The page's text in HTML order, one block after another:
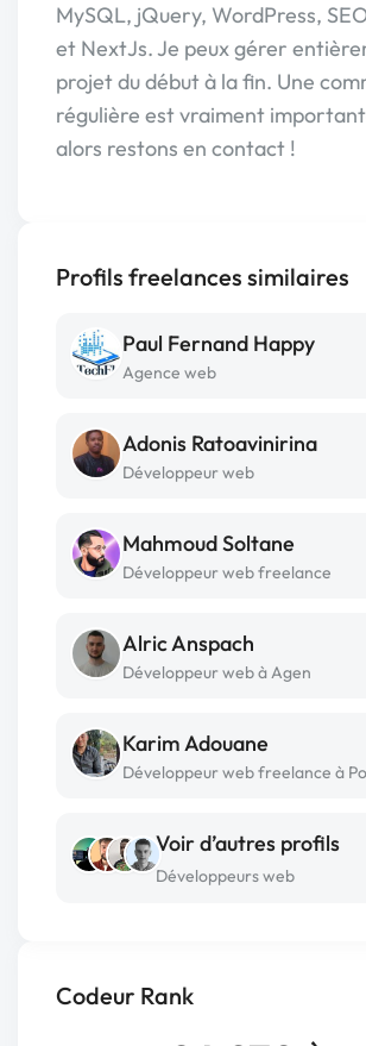
Codeur Rank
MySQL, jQuery, WordPress,
et NextJs. Je peux gérer
projet du début à la fin. Une
régulière est vraiment
alors restons en contact !
Profils freelances similaires
Paul Fernand Happy
Agence web
Adonis Ratoavinirina
Développeur web
Mahmoud Soltane
Développeur web freelance
Alric Anspach
Développeur web à Agen
Karim Adouane
Développeur web freelance à
Voir d’autres profils
Développeurs web